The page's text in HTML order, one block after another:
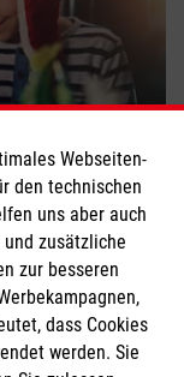
Webseiten-
den technischen
uns aber auch
zusätzliche
zur besseren
dass Cookies
werden. Sie